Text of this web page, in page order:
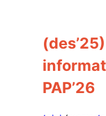
PAP’26